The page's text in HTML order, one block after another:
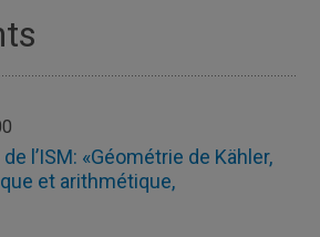
l’ISM: «Géométrie de Kähler,
et arithmétique,